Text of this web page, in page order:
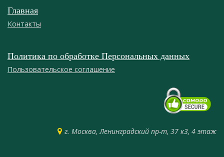
Главная
Контакты
Политика по обработке Персональных данных
Пользовательское соглашение
г. Москва, Ленинградский пр-т, 37 к3, 4 этаж